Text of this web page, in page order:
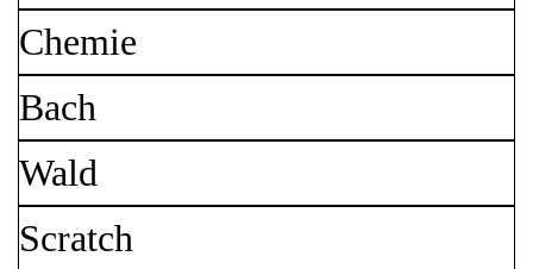
Chemie
Bach
Wald
Scratch